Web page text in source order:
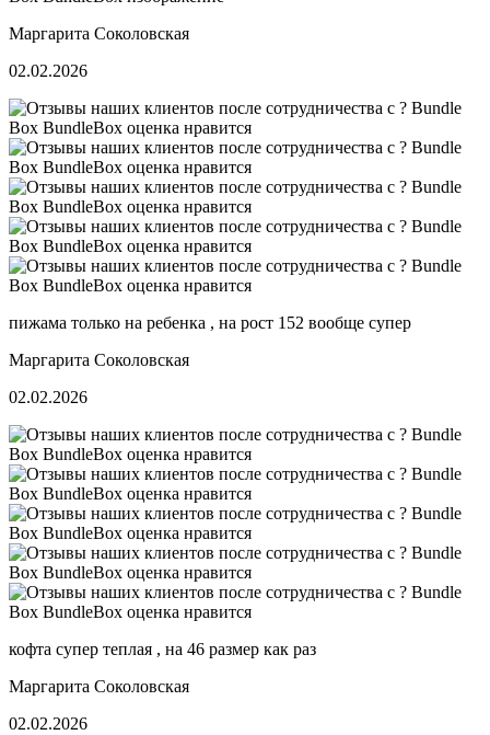
Маргарита Соколовская
02.02.2026
пижама только на ребенка , на рост 152 вообще супер
Маргарита Соколовская
02.02.2026
кофта супер теплая , на 46 размер как раз
Маргарита Соколовская
02.02.2026